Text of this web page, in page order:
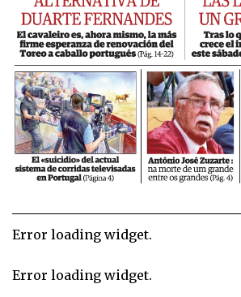
Error loading widget.
Error loading widget.